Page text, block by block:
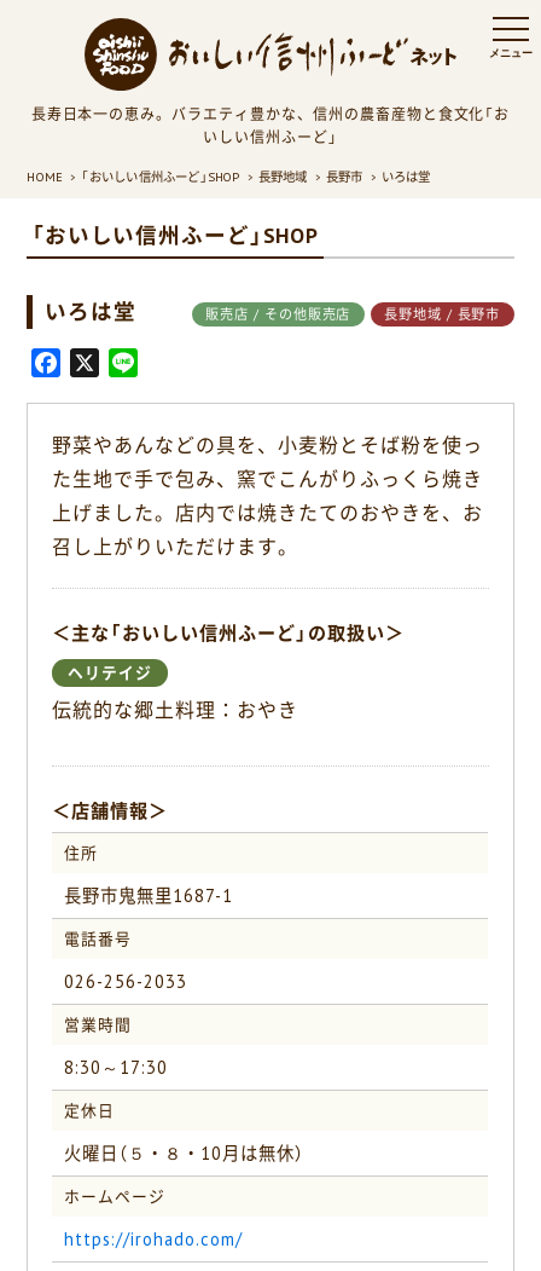
長寿日本一の恵み。バラエティ豊かな、信州の農畜産物と食文化「お
いしい信州ふーど」
HOME 「おいしい信州ふーど」SHOP 長野地域 長野市 いろは堂
「おいしい信州ふーど」SHOP
いろは堂 販売店 / その他販売店 長野地域 / 長野市
e
b
o
o
X
e
野菜やあんなどの具を、小麦粉とそば粉を使っ
た生地で手で包み、窯でこんがりふっくら焼き
上げました。店内では焼きたてのおやきを、お
召し上がりいただけます。
＜主な「おいしい信州ふーど」の取扱い＞
ヘリテイジ
伝統的な郷土料理：おやき
＜店舗情報＞
住所
長野市鬼無里1687-1
電話番号
026-256-2033
営業時間
8:30～17:30
定休日
火曜日（５・８・10月は無休）
ホームページ
https://irohado.com/